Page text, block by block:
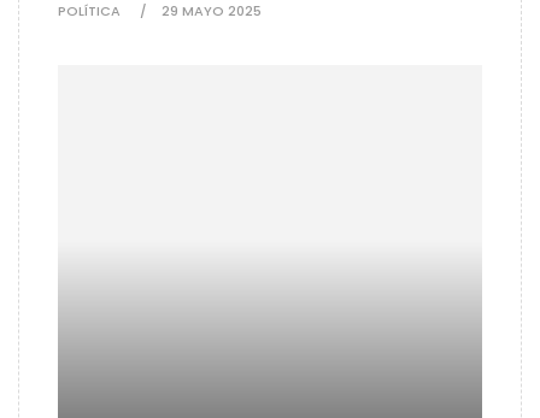
POLÍTICA 29 MAYO 2025